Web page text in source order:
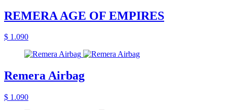
REMERA AGE OF EMPIRES
$ 1.090
Remera Airbag
$ 1.090